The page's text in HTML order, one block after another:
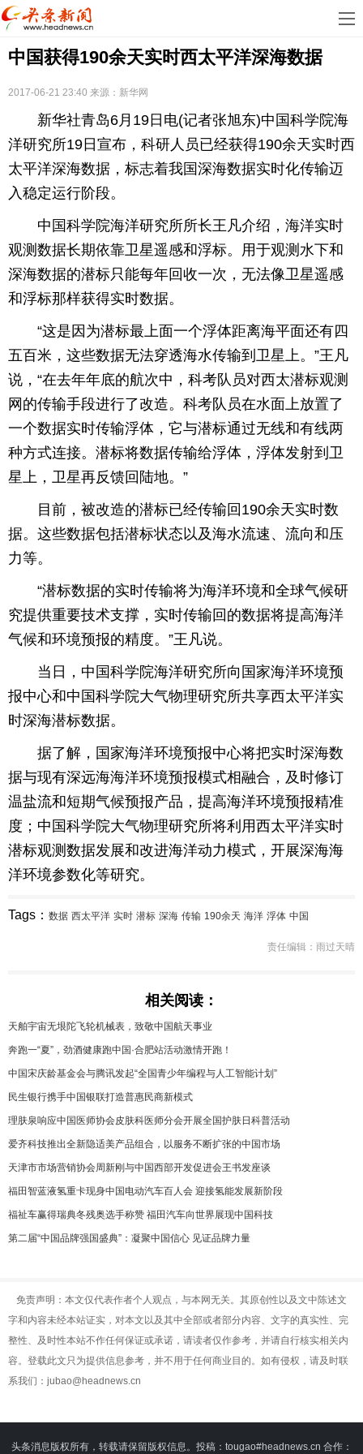
首
页
娱
乐
科
地
产
汽
车
教
育
健
康
生
尚
体
儿
旅
讯
财
化
中国获得190余天实时西太平洋深海数据
2017-06-21 23:40 来源：新华网
新华社青岛6月19日电(记者张旭东)中国科学院海
洋研究所19日宣布，科研人员已经获得190余天实时西
太平洋深海数据，标志着我国深海数据实时化传输迈
入稳定运行阶段。
中国科学院海洋研究所所长王凡介绍，海洋实时
观测数据长期依靠卫星遥感和浮标。用于观测水下和
深海数据的潜标只能每年回收一次，无法像卫星遥感
和浮标那样获得实时数据。
“这是因为潜标最上面一个浮体距离海平面还有四
五百米，这些数据无法穿透海水传输到卫星上。”王凡
说，“在去年年底的航次中，科考队员对西太潜标观测
网的传输手段进行了改造。科考队员在水面上放置了
一个数据实时传输浮体，它与潜标通过无线和有线两
种方式连接。潜标将数据传输给浮体，浮体发射到卫
星上，卫星再反馈回陆地。”
目前，被改造的潜标已经传输回190余天实时数
据。这些数据包括潜标状态以及海水流速、流向和压
力等。
“潜标数据的实时传输将为海洋环境和全球气候研
究提供重要技术支撑，实时传输回的数据将提高海洋
气候和环境预报的精度。”王凡说。
当日，中国科学院海洋研究所向国家海洋环境预
报中心和中国科学院大气物理研究所共享西太平洋实
时深海潜标数据。
据了解，国家海洋环境预报中心将把实时深海数
据与现有深远海海洋环境预报模式相融合，及时修订
温盐流和短期气候预报产品，提高海洋环境预报精准
度；中国科学院大气物理研究所将利用西太平洋实时
潜标观测数据发展和改进海洋动力模式，开展深海海
洋环境参数化等研究。
Tags： 数据 西太平洋 实时 潜标 深海 传输 190余天 海洋 浮体 中国
责任编辑：雨过天晴
相关阅读：
天舶宇宙无垠陀飞轮机械表，致敬中国航天事业
奔跑一“夏”，劲酒健康跑中国·合肥站活动激情开跑！
中国宋庆龄基金会与腾讯发起“全国青少年编程与人工智能计划”
民生银行携手中国银联打造普惠民商新模式
理肤泉响应中国医师协会皮肤科医师分会开展全国护肤日科普活动
爱齐科技推出全新隐适美产品组合，以服务不断扩张的中国市场
天津市市场营销协会周新刚与中国西部开发促进会王书发座谈
福田智蓝液氢重卡现身中国电动汽车百人会 迎接氢能发展新阶段
福祉车赢得瑞典冬残奥选手称赞 福田汽车向世界展现中国科技
第二届“中国品牌强国盛典”：凝聚中国信心 见证品牌力量
免责声明：本文仅代表作者个人观点，与本网无关。其原创性以及文中陈述文
字和内容未经本站证实，对本文以及其中全部或者部分内容、文字的真实性、完
整性、及时性本站不作任何保证或承诺，请读者仅作参考，并请自行核实相关内
容。登载此文只为提供信息参考，并不用于任何商业目的。如有侵权，请及时联
系我们：jubao@headnews.cn
头条消息版权所有，转载请保留版权信息。投稿：tougao#headnews.cn 合作：